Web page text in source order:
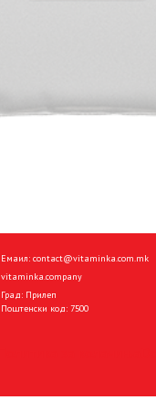
Емаил: contact@vitaminka.com.mk
vitaminka.company
Град: Прилеп
Поштенски код: 7500